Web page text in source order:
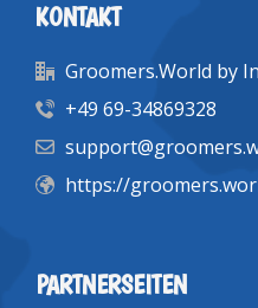
KONTAKT
Groomers.World by
+49 69-34869328
https://
PARTNERSEITEN